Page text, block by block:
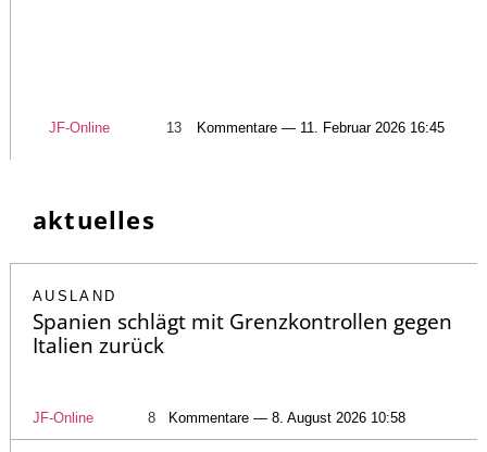
JF-Online 13 Kommentare — 11. Februar 2026 16:45
aktuelles
AUSLAND
Spanien schlägt mit Grenzkontrollen gegen
Italien zurück
JF-Online 8 Kommentare — 8. August 2026 10:58